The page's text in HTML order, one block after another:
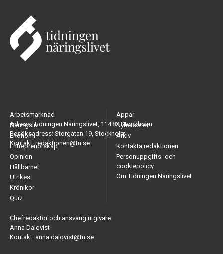
Adress: Tidningen Näringslivet, 114 82 Stockholm
Besöksadress: Storgatan 19, Stockholm
Kontakt: redaktionen@tn.se
Arbetsmarknad
Näringsliv
Ekonomi
Entreprenörskap
Opinion
Hållbarhet
Utrikes
Krönikor
Quiz
Appar
Nyhetsbrev
Arkiv
Kontakta redaktionen
Personuppgifts- och
cookiepolicy
Om Tidningen Näringslivet
Chefredaktör och ansvarig utgivare:
Anna Dalqvist
Kontakt: anna.dalqvist@tn.se